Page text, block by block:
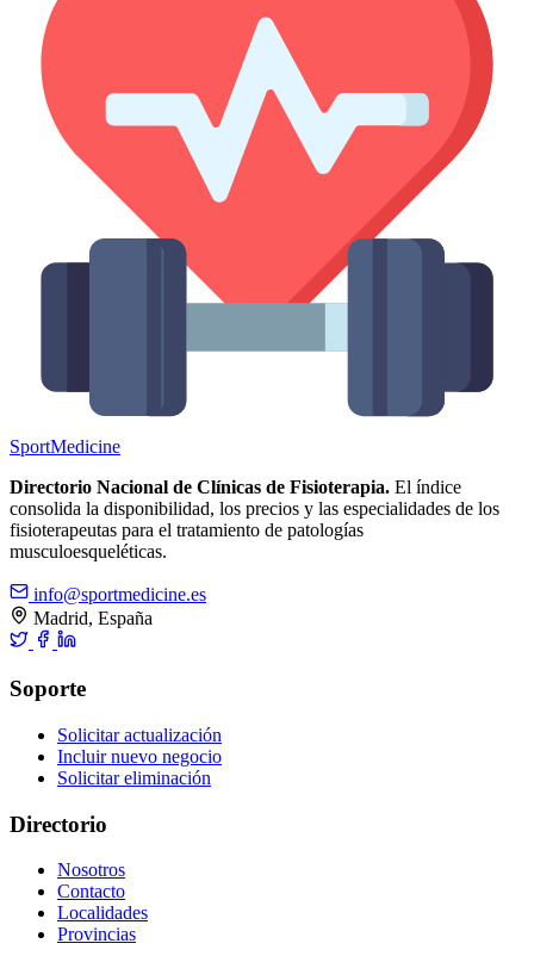
SportMedicine
Directorio Nacional de Clínicas de Fisioterapia. El índice
consolida la disponibilidad, los precios y las especialidades de los
fisioterapeutas para el tratamiento de patologías
musculoesqueléticas.
info@sportmedicine.es
Madrid, España
Soporte
Solicitar actualización
Incluir nuevo negocio
Solicitar eliminación
Directorio
Nosotros
Contacto
Localidades
Provincias